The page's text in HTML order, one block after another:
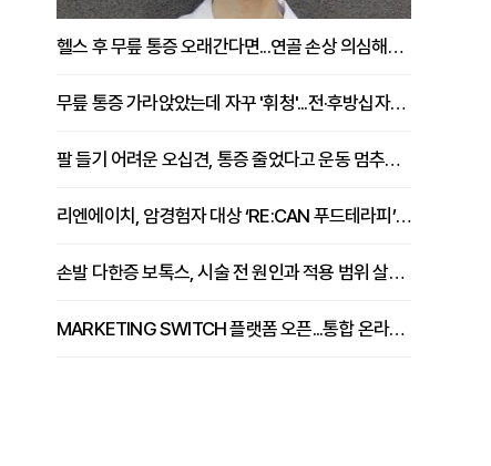
헬스 후 무릎 통증 오래간다면...연골 손상 의심해야 [김상범 원장 칼럼]
무릎 통증 가라앉았는데 자꾸 '휘청'...전·후방십자인대 파열 확인해야 [곽우경 원장 칼럼]
팔 들기 어려운 오십견, 통증 줄었다고 운동 멈추면 안 되는 이유 [이병욱 원장 칼럼]
리엔에이치, 암경험자 대상 ‘RE:CAN 푸드테라피’ 운영
손발 다한증 보톡스, 시술 전 원인과 적용 범위 살펴야 [강윤일 원장 칼럼]
MARKETING SWITCH 플랫폼 오픈...통합 온라인 마케팅 서비스 확대